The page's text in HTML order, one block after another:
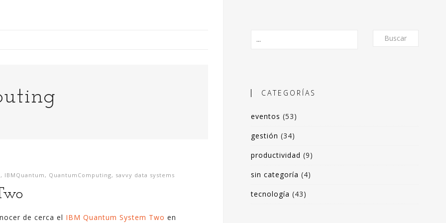
Busco ofrecer un formato de micro-posts que
narren mis experiencias en torno a la
análisis de datos. Desde herramientas de apoyo
, IBMQuantum , QuantumComputing, savvy data systems
de cerca el IBM Quantum System Two en
Buscar
CATEGORÍAS
eventos (53)
gestión (34)
productividad (9)
sin categoría (4)
tecnología (43)